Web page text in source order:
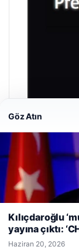
Prenses
Nisan 29, 2026
© 2026 Haber
Web sitemizi
kullanıyoruz.
Reddet
Göz Atın
Kılıçdaroğlu
yayına çıktı:
Haziran 20, 2026